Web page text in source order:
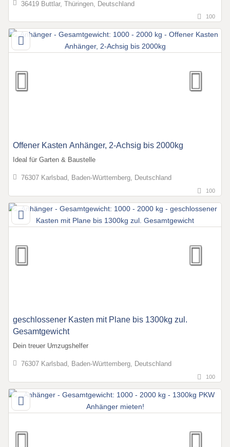
36419 Buttlar, Thüringen, Deutschland
100
Offener Kasten Anhänger, 2-Achsig bis 2000kg
Ideal für Garten & Baustelle
76307 Karlsbad, Baden-Württemberg, Deutschland
100
geschlossener Kasten mit Plane bis 1300kg zul.
Gesamtgewicht
Dein treuer Umzugshelfer
76307 Karlsbad, Baden-Württemberg, Deutschland
100